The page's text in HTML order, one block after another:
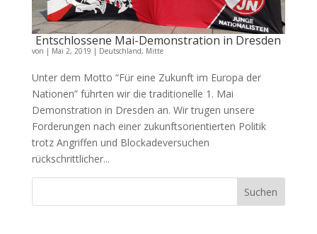
Entschlossene Mai-Demonstration in Dresden
von | Mai 2, 2019 | Deutschland, Mitte
Unter dem Motto “Für eine Zukunft im Europa der
Nationen” führten wir die traditionelle 1. Mai
Demonstration in Dresden an. Wir trugen unsere
Forderungen nach einer zukunftsorientierten Politik
trotz Angriffen und Blockadeversuchen
rückschrittlicher...